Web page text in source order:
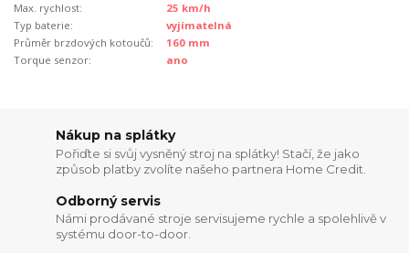
Max. rychlost:
25 km/h
Typ baterie:
vyjímatelná
Průměr brzdových kotoučů:
160 mm
Torque senzor:
ano
Nákup na splátky
Pořiďte si svůj vysněný stroj na splátky! Stačí, že jako
způsob platby zvolíte našeho partnera Home Credit.
Odborný servis
Námi prodávané stroje servisujeme rychle a spolehlivě v
systému door-to-door.